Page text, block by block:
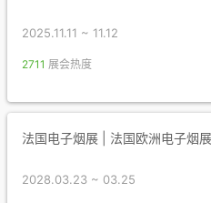
2025.11.11 ~ 11.12
2711 展会热度
法国电子烟展 | 法国欧洲电子烟
2028.03.23 ~ 03.25